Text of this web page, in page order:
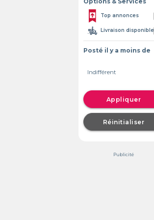
Top annonces
Livraison disponible
Posté il y a moins de
Appliquer
Réinitialiser
Publicité